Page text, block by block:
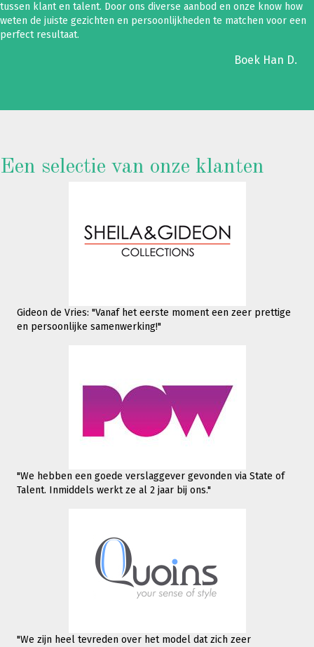
tussen klant en talent. Door ons diverse aanbod en onze know how
weten de juiste gezichten en persoonlijkheden te matchen voor een
perfect resultaat.
Boek Han D.
Een selectie van onze klanten
Gideon de Vries: "Vanaf het eerste moment een zeer prettige
en persoonlijke samenwerking!"
"We hebben een goede verslaggever gevonden via State of
Talent. Inmiddels werktze al 2 jaar bij ons."
"We zijn heel tevreden over het model dat zich zeer